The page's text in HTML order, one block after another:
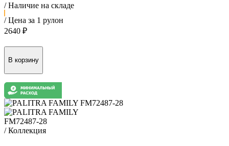
/ Наличие на складе
/ Цена за 1 рулон
2640 ₽
FM72487-28
/ Коллекция